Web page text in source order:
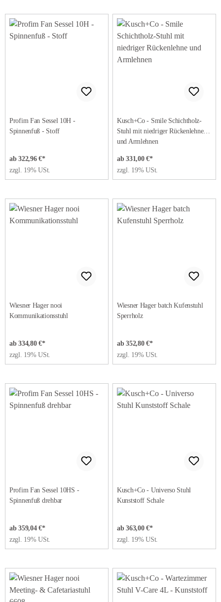
Profim Fan Sessel 10H -
Spinnenfuß - Stoff
ab 322,96 €*
zzgl. 19% USt.
Kusch+Co - Smile Schichtholz-
Stuhl mit niedriger Rückenlehne
und Armlehnen
ab 331,00 €*
zzgl. 19% USt.
Wiesner Hager nooi
Kommunikationsstuhl
ab 334,80 €*
zzgl. 19% USt.
Wiesner Hager batch Kufenstuhl
Sperrholz
ab 352,80 €*
zzgl. 19% USt.
Profim Fan Sessel 10HS -
Spinnenfuß drehbar
ab 359,04 €*
zzgl. 19% USt.
Kusch+Co - Universo Stuhl
Kunststoff Schale
ab 363,00 €*
zzgl. 19% USt.